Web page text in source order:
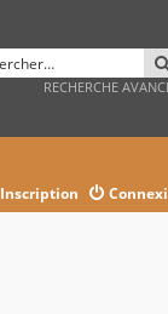
RECHERCHE
Inscription